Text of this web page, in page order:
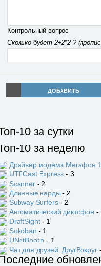
Контрольный вопрос
Сколько будет 2+2*2 ?
ДОБАВИТЬ
10 за сутки
10 за неделю
Драйвер модема Мегафон
UTFCast Express - 3
Scanner - 2
Длинные нарды - 2
Subway Surfers - 2
Автоматический диктофон -
DraftSight - 1
Sokoban - 1
UNetBootin - 1
Чат для друзей. ДругВокруг